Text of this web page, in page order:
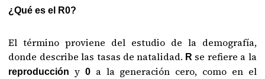
¿Qué es el R0?
El término proviene del estudio de la demografía,
donde describe las tasas de natalidad. R se refiere a la
reproduccióny 0 a la generación cero, como en el